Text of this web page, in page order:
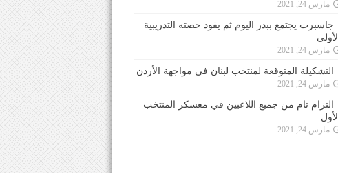
مارس 24, 2021
جاسبرت يجتمع ببدر اليوم ثم يقود حصته التدريبية
الأولى
مارس 24, 2021
التشكيلة المتوقعة لمنتخب لبنان في مواجهة الأردن
مارس 24, 2021
التزام تام من جميع اللاعبين في معسكر المنتخب
الأول
مارس 24, 2021